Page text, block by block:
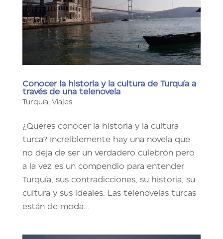
Conocer la historia y la cultura de Turquía a
través de una telenovela
Turquía Viajes
¿Queres conocer la historia y la cultura
turca? Increíblemente hay una novela que
no deja de ser un verdadero culebrón pero
a la vez es un compendio para entender
Turquía, sus contradicciones, su historia, su
cultura y sus ideales. Las telenovelas turcas
están de moda...